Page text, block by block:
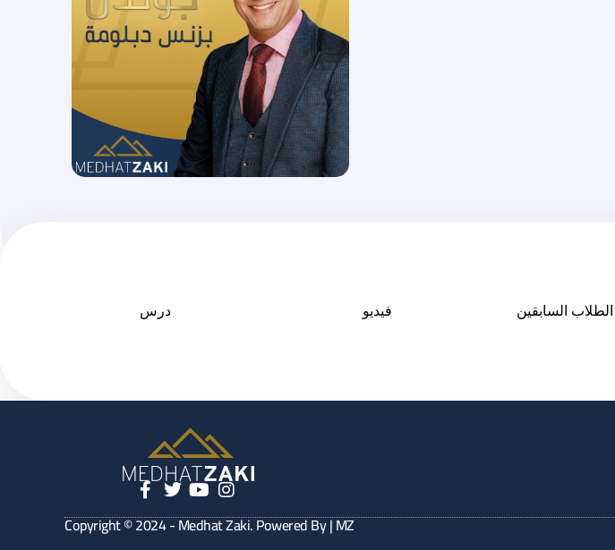
درس فيديو السابقين
Copyright © 2024 - Medhat Zaki. Powered By | MZ